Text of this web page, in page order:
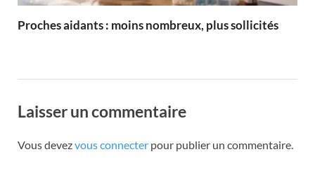
Proches aidants : moins nombreux, plus sollicités
Laisser un commentaire
Vous devezvous connecter pour publier un commentaire.